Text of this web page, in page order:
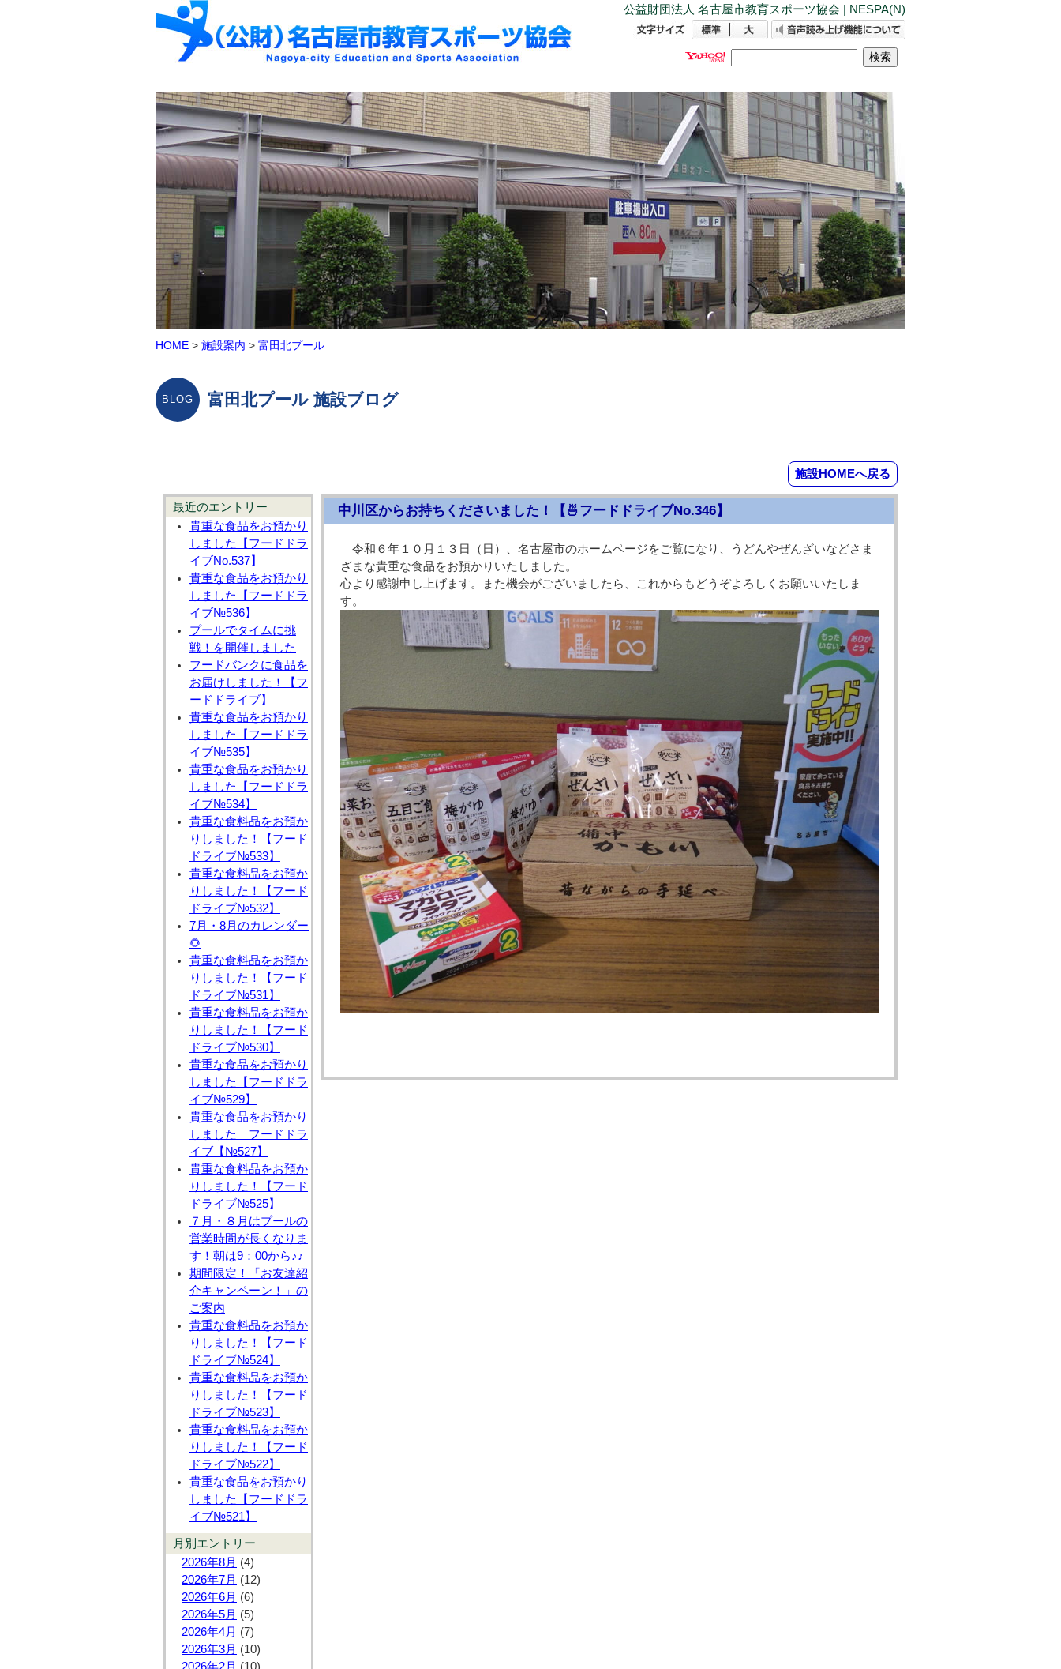
公益財団法人 名古屋市教育スポーツ協会 | NESPA(N)
HOME > 施設案内 > 富田北プール
富田北プール 施設ブログ
施設HOMEへ戻る
最近のエントリー
貴重な食品をお預かり
しました【フードドラ
イブNo.537】
貴重な食品をお預かり
しました【フードドラ
イブ№536】
プールでタイムに挑
戦！を開催しました
フードバンクに食品を
お届けしました！【フ
ードドライブ】
貴重な食品をお預かり
しました【フードドラ
イブ№535】
貴重な食品をお預かり
しました【フードドラ
イブ№534】
貴重な食料品をお預か
りしました！【フード
ドライブ№533】
貴重な食料品をお預か
りしました！【フード
ドライブ№532】
7月・8月のカレンダー
🌻
貴重な食料品をお預か
りしました！【フード
ドライブ№531】
貴重な食料品をお預か
りしました！【フード
ドライブ№530】
貴重な食品をお預かり
しました【フードドラ
イブ№529】
貴重な食品をお預かり
しました フードドラ
イブ【№527】
貴重な食料品をお預か
りしました！【フード
ドライブ№525】
７月・８月はプールの
営業時間が長くなりま
す！朝は9：00から♪♪
期間限定！「お友達紹
介キャンペーン！」の
ご案内
貴重な食料品をお預か
りしました！【フード
ドライブ№524】
貴重な食料品をお預か
りしました！【フード
ドライブ№523】
貴重な食料品をお預か
りしました！【フード
ドライブ№522】
貴重な食品をお預かり
しました【フードドラ
イブ№521】
月別エントリー
2026年8月 (4)
2026年7月 (12)
2026年6月 (6)
2026年5月 (5)
2026年4月 (7)
2026年3月 (10)
2026年2月 (10)
中川区からお持ちくださいました！【🍜フードドライブNo.346】
令和６年１０月１３日（日）、名古屋市のホームページをご覧になり、うどんやぜんざいなどさま
ざまな貴重な食品をお預かりいたしました。
心より感謝申し上げます。また機会がございましたら、これからもどうぞよろしくお願いいたしま
す。